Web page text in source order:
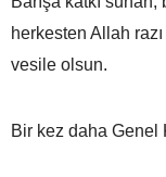
herkesten Allah
vesile olsun.
Bir kez daha Genel